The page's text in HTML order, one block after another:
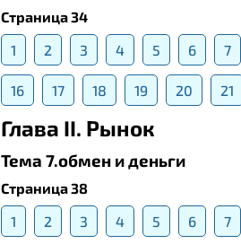
Страница 34
1
2 3 4 5 6 7
16 17 18 19 20 21
Глава II. Рынок
Тема 7.обмен и деньги
Страница 38
1
2 3 4 5 6 7